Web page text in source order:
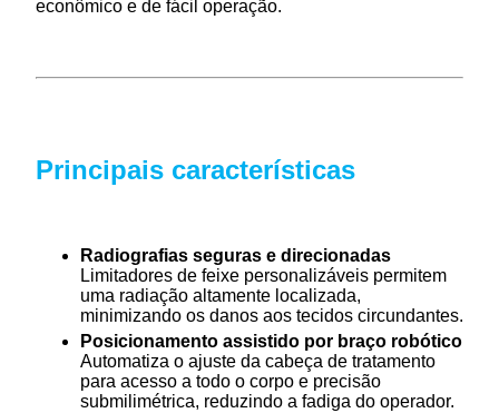
econômico e de fácil operação.
Principais características
Radiografias seguras e direcionadas
Limitadores de feixe personalizáveis ​​permitem
uma radiação altamente localizada,
minimizando os danos aos tecidos circundantes.
Posicionamento assistido por braço robótico
Automatiza o ajuste da cabeça de tratamento
para acesso a todo o corpo e precisão
submilimétrica, reduzindo a fadiga do operador.